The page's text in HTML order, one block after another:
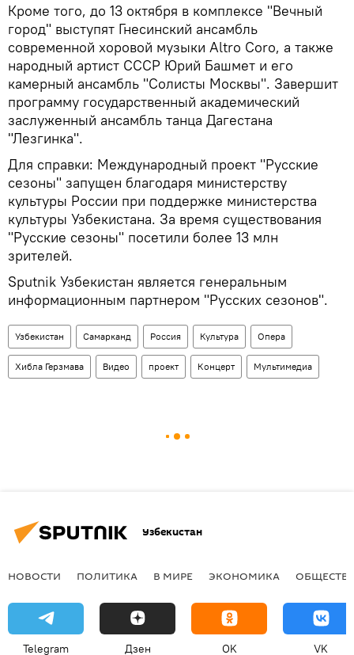
Кроме того, до 13 октября в комплексе "Вечный
город" выступят Гнесинский ансамбль
современной хоровой музыки Altro Coro, а также
народный артист СССР Юрий Башмет и его
камерный ансамбль "Солисты Москвы". Завершит
программу государственный академический
заслуженный ансамбль танца Дагестана
"Лезгинка".
Для справки: Международный проект "Русские
сезоны" запущен благодаря министерству
культуры России при поддержке министерства
культуры Узбекистана. За время существования
"Русские сезоны" посетили более 13 млн
зрителей.
Sputnik Узбекистан является генеральным
информационным партнером "Русских сезонов".
Узбекистан Самарканд Россия Культура Опера
Хибла Герзмава Видео проект Концерт Мультимедиа
Узбекистан
НОВОСТИ ПОЛИТИКА В МИРЕ ЭКОНОМИКА
Telegram Дзен OK VK